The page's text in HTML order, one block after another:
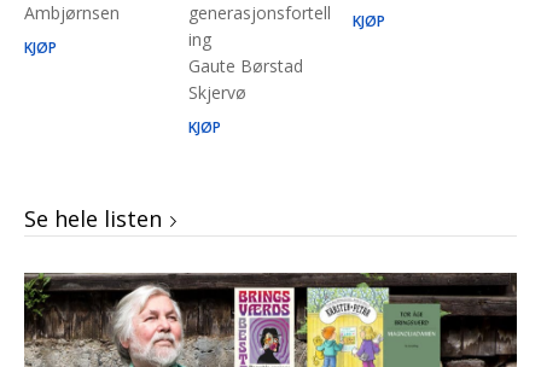
Ambjørnsen
KJØP
generasjonsfortell
ing
Gaute Børstad
Skjervø
KJØP
KJØP
Se hele listen